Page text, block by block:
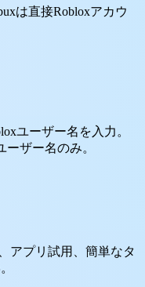
は直接Robloxアカウ
ユーザー名を入力。
ザー名のみ。
アプリ試用、簡単なタ